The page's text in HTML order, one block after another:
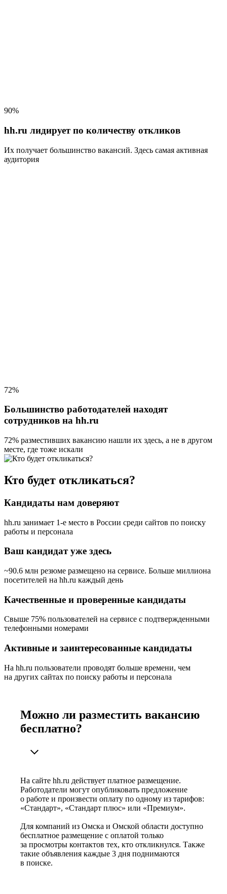
90%
hh.ru лидирует по количеству откликов
Их получает большинство вакансий. Здесь самая активная
аудитория
72%
Большинство работодателей находят
сотрудников на hh.ru
72% разместивших вакансию нашли их здесь, а не в другом
месте, где тоже искали
Кто будет откликаться?
Кандидаты нам доверяют
hh.ru занимает 1-е место в России среди сайтов по поиску
работы и персонала
Ваш кандидат уже здесь
~90.6 млн резюме размещено на сервисе. Больше миллиона
посетителей на hh.ru каждый день
Качественные и проверенные кандидаты
Свыше 75% пользователей на сервисе с подтвержденными
телефонными номерами
Активные и заинтересованные кандидаты
На hh.ru пользователи проводят больше времени, чем
на других сайтах по поиску работы и персонала
Можно ли разместить вакансию
бесплатно?
На сайте hh.ru действует платное размещение.
Работодатели могут опубликовать предложение
о работе и произвести оплату по одному из тарифов:
«Стандарт», «Стандарт плюс» или «Премиум».
Для компаний из Омска и Омской области доступно
бесплатное размещение с оплатой только
за просмотры контактов тех, кто откликнулся. Также
такие объявления каждые 3 дня поднимаются
в поиске.